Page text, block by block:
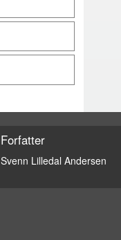
Forfatter
Svenn Lilledal Andersen